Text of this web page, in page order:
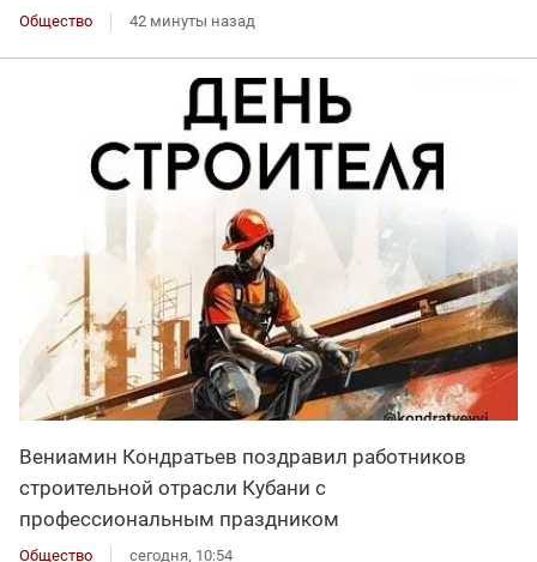
Общество 42 минуты назад
Вениамин Кондратьев поздравил работников
строительной отрасли Кубани с
профессиональным праздником
Общество сегодня, 10:54